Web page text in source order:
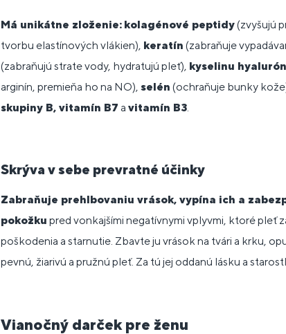
Má unikátne zloženie: kolagénové peptidy(zvyšujú
tvorbu elastínových vlákien), keratín (zabraňuje
(zabraňujú strate vody, hydratujú pleť), kyselinu
arginín, premieňa ho na NO), selén (ochraňuje bunky
skupiny B, vitamín B7 a vitamín B3.
Skrýva v sebe prevratné účinky
Zabraňuje prehlbovaniu vrások, vypína ich a
pokožku pred vonkajšími negatívnymi vplyvmi, ktoré pleť
poškodenia a starnutie. Zbavte ju vrások na tvári a krku,
pevnú, žiarivú a pružnú pleť. Za tú jej oddanú lásku a
Vianočný darček pre ženu